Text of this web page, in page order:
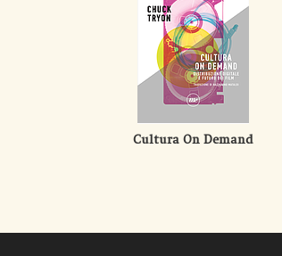
Cultura On Demand